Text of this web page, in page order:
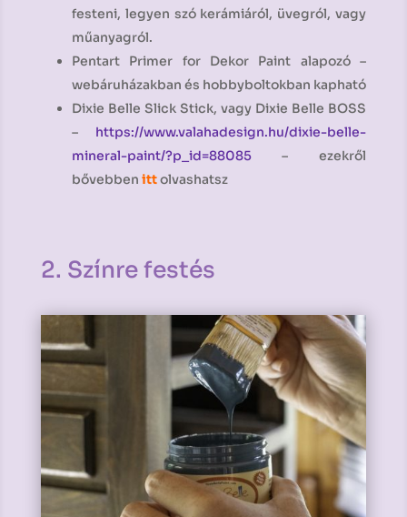
festeni, legyen szó kerámiáról, üvegról, vagy
műanyagról.
Pentart Primer for Dekor Paint alapozó –
webáruházakban és hobbyboltokban kapható
Dixie Belle Slick Stick, vagy Dixie Belle BOSS
– https://www.valahadesign.hu/dixie-belle-
mineral-paint/?p_id=88085– ezekről
bővebben ittolvashatsz
2. Színre festés